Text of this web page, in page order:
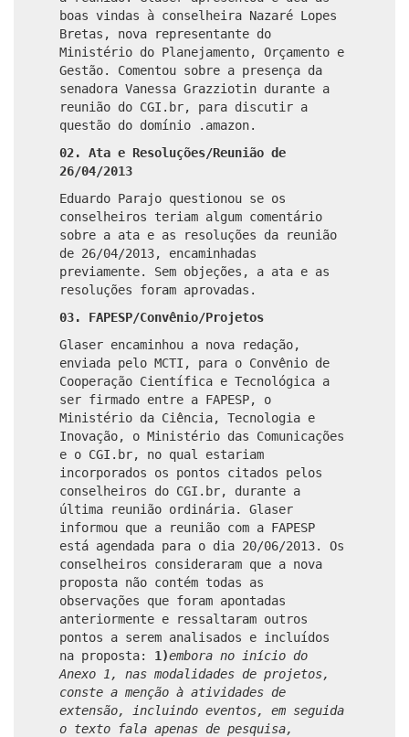
boas vindas à conselheira Nazaré Lopes
Bretas, nova representante do
Ministério do Planejamento, Orçamento e
Gestão. Comentou sobre a presença da
senadora Vanessa Grazziotin durante a
reunião do CGI.br, para discutir a
questão do domínio .amazon.
02. Ata e Resoluções/Reunião de
26/04/2013
Eduardo Parajo questionou se os
conselheiros teriam algum comentário
sobre a ata e as resoluções da reunião
de 26/04/2013, encaminhadas
previamente. Sem objeções, a ata e as
resoluções foram aprovadas.
03. FAPESP/Convênio/Projetos
Glaser encaminhou a nova redação,
enviada pelo MCTI, para o Convênio de
Cooperação Científica e Tecnológica a
ser firmado entre a FAPESP, o
Ministério da Ciência, Tecnologia e
Inovação, o Ministério das Comunicações
e o CGI.br, no qual estariam
incorporados os pontos citados pelos
conselheiros do CGI.br, durante a
última reunião ordinária. Glaser
informou que a reunião com a FAPESP
está agendada para o dia 20/06/2013. Os
conselheiros consideraram que a nova
proposta não contém todas as
observações que foram apontadas
anteriormente e ressaltaram outros
pontos a serem analisados e incluídos
na proposta: 1)embora no início do
Anexo 1, nas modalidades de projetos,
conste a menção à atividades de
extensão, incluindo eventos, em seguida
o texto fala apenas de pesquisa,